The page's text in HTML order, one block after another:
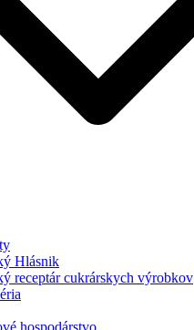
Hlásnik
receptár cukrárskych výrobkov
hospodárstvo